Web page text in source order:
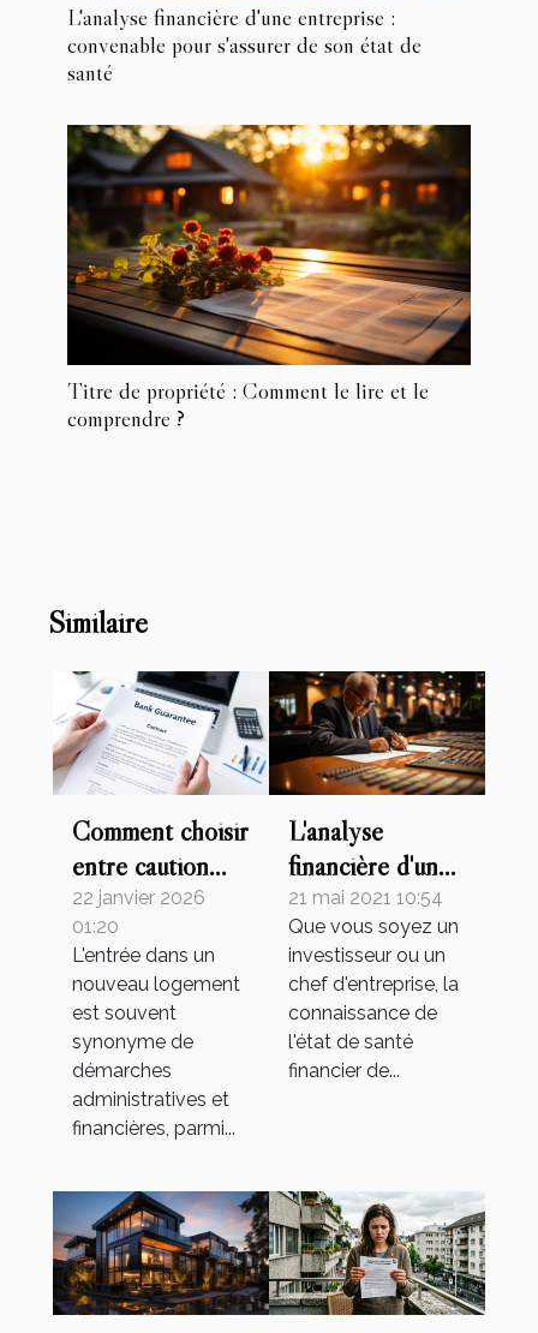
L'analyse financière d'une entreprise :
convenable pour s'assurer de son état de
santé
Titre de propriété : Comment le lire et le
comprendre ?
Similaire
Comment choisir
entre caution
bancaire et
garantie sans
dépôt ?
22 janvier 2026
01:20
L'entrée dans un
nouveau logement
est souvent
synonyme de
démarches
administratives et
financières, parmi...
L'analyse
financière d'une
entreprise :
convenable pour
s'assurer de son
état de santé
21 mai 2021 10:54
Que vous soyez un
investisseur ou un
chef d'entreprise, la
connaissance de
l'état de santé
financier de...